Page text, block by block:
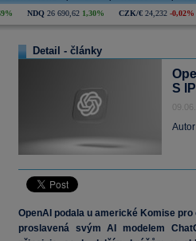
NDQ 26 690,62 1,30% CZK/€ 24,232 -0,02%
Detail - články
S
OpenAI podala u americké Komise
proslavená svým AI modelem